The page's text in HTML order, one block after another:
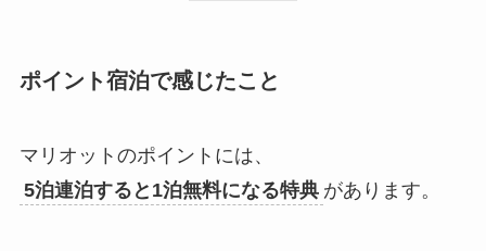
ポイント宿泊で感じたこと
マリオットのポイントには、
5泊連泊すると1泊無料になる特典 があります。